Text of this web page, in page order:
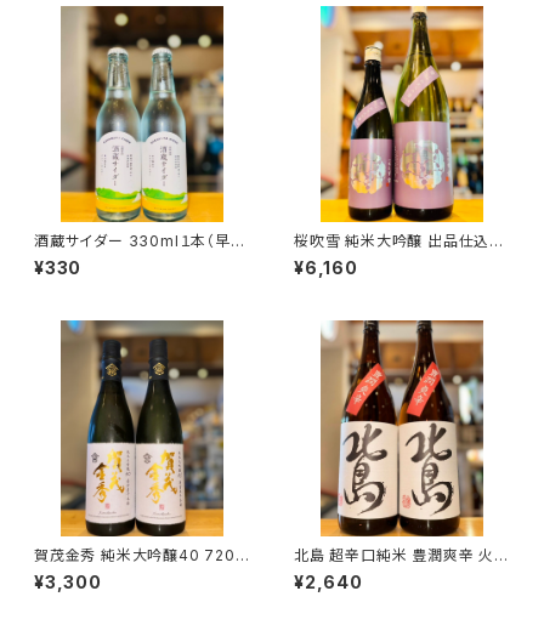
酒蔵サイダー 330ml１本（早川
酒造・三重県三重郡菰野町）
¥330
桜吹雪 純米大吟醸 出品仕込R
7BY（火入）1800ml１本（金光
酒造・広島県東広島市黒瀬町）
¥6,160
賀茂金秀 純米大吟醸40 720m
l１本（金光酒造・広島県東広島
市黒瀬町）
¥3,300
北島 超辛口純米 豊潤爽辛 火入
1800ml１本（北島酒造・滋賀県
湖南市針）
¥2,640